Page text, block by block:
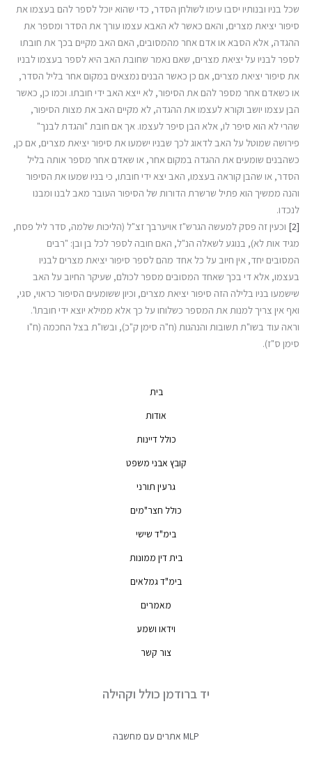
שכל בניו ובנותיו יסבו עימו לשולחן הסדר, כדי שהוא יוכל לספר להם בעצמו את
סיפור יציאת מצרים, והאם כאשר לא האבא עצמו עורך את הסדר ומספר את
ההגדה, אלא הסבא או אדם אחר מהמסובים, האם האב מקיים בכך את חובתו
לספר לבניו על יציאת מצרים, שאם נאמר שחובת האב היא לספר בעצמו לבניו
את סיפור יציאת מצרים, אם כן כאשר הבנים נמצאים במקום אחר בליל הסדר,
או כשאדם אחר מספר להם את הסיפור, לא ייצא האב ידי חובתו. וכמו כן, כאשר
הבן עצמו יושב וקורא לעצמו את ההגדה, לא מקיים האב את מצות הסיפור,
שהרי לא הוא סיפר לו, אלא הבן סיפר לעצמו. אך אם חובת "והגדת לבנך"
פירושה שמוטל על האב לדאוג לכך שבניו ישמעו את סיפור יציאת מצרים, אם כן,
כשהבנים שומעים את ההגדה במקום אחר, או שאדם אחר מספר אותה בליל
הסדר, או שהבן קוראה בעצמו, האב יצא ידי חובתו, כי בניו שמעו את הסיפור
והנה ממשיך הוא פתיל שרשרת הדורות של הסיפור העובר מאב לבנו ומבנו
לנכדו.
[2]
וכעין זה פסק למעשה הגרש"ז אויערבך זצ"ל (הליכות שלמה, סדר ליל פסח,
מגיד אות לא), בנוגע לשאלה הנ"ל, האם חובה לספר לכל בן ובן: "רבים
המסובים יחד, אין חיוב על כל אחד מהם לספר סיפור יציאת מצרים לבניו
בעצמו, אלא די בכך שאחד המסובים מספר לכולם, שעיקר החיוב על האב
שישמעו בניו בלילה הזה סיפור יציאת מצרים, וכיון ששומעים הסיפור כראוי, סגי,
ואף אין צריך למנות את המספר כשלוחו על כך אלא ממילא יוצא ידי חובתו".
וראה עוד בשו"ת תשובות והנהגות (ח"ה סימן ק"כ), ובשו"ת בצל החכמה (ח"ו
סימן ס"ז).
בית
אודות
כולל דיינות
קובץ אבני משפט
גרעין תורני
כולל חצר"מים
בימ"ד שישי
בית דין ממונות
בימ"ד גמלאים
מאמרים
וידאו ושמע
צור קשר
יד ברודמן כולל וקהילה
MLP אתרים עם מחשבה